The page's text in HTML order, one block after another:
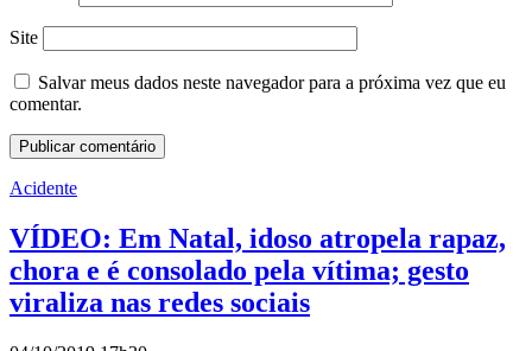
Site
Salvar meus dados neste navegador para a próxima vez que eu
comentar.
Acidente
VÍDEO: Em Natal, idoso atropela rapaz,
chora e é consolado pela vítima; gesto
viraliza nas redes sociais